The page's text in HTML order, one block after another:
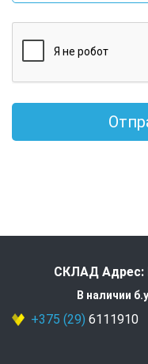
СКЛАД Адрес:
В наличии
+375 (29) 6111910